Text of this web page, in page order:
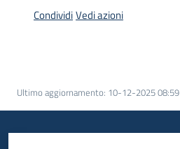
CondividiVedi azioni
Ultimo aggiornamento: 10-12-2025 08:59